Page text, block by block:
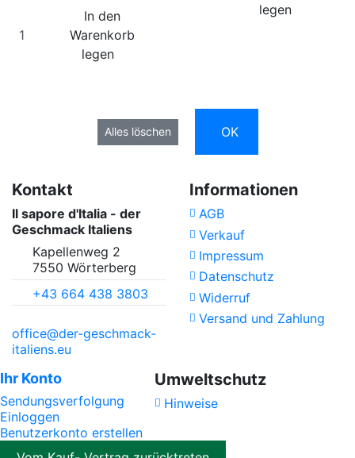
In den
Warenkorb
legen
legen
Alles löschen OK
Kontakt
Il sapore d'Italia - der
Geschmack Italiens
Kapellenweg 2
7550 Wörterberg
+43 664 438 3803
office@der-geschmack-
italiens.eu
Informationen
AGB
Verkauf
Impressum
Datenschutz
Widerruf
Versand und Zahlung
Ihr Konto
Sendungsverfolgung
Einloggen
Benutzerkonto erstellen
Umweltschutz
Hinweise